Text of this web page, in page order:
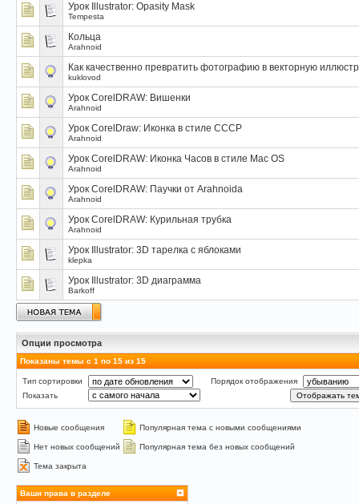
Урок Illustrator: Opasity Mask
Tempesta
Кольца
Arahnoid
Как качественно превратить фотографию в векторную
kuklovod
Урок CorelDRAW: Вишенки
Arahnoid
Урок CorelDraw: Иконка в стиле СССР
Arahnoid
Урок CorelDRAW: Иконка Часов в стиле Mac OS
Arahnoid
Урок CorelDRAW: Паучки от Arahnoida
Arahnoid
Урок CorelDRAW: Курильная трубка
Arahnoid
Урок Illustrator: 3D тарелка с яблоками
klepka
Урок Illustrator: 3D диаграмма
Barkoff
Опции просмотра
Показаны темы с 1 по 15 из 15
Тип сортировки
Порядок отображения
Показать
Новые сообщения Популярная тема с новыми сообщениями
Нет новых сообщений Популярная тема без новых сообщений
Тема закрыта
Ваши права в разделе